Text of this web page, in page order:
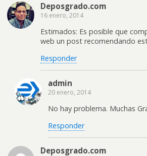
Deposgrado.com
16 enero, 2014
Estimados: Es posible que
web un post recomendando
Responder
admin
20 enero, 2014
No hay problema. Muchas
Responder
Deposgrado.com